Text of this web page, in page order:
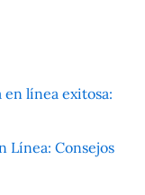
línea exitosa:
Línea: Consejos